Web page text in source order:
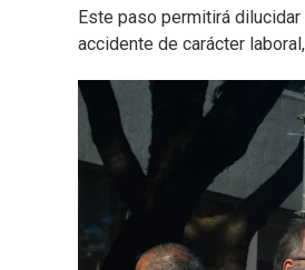
Este paso permitirá
accidente de carácter